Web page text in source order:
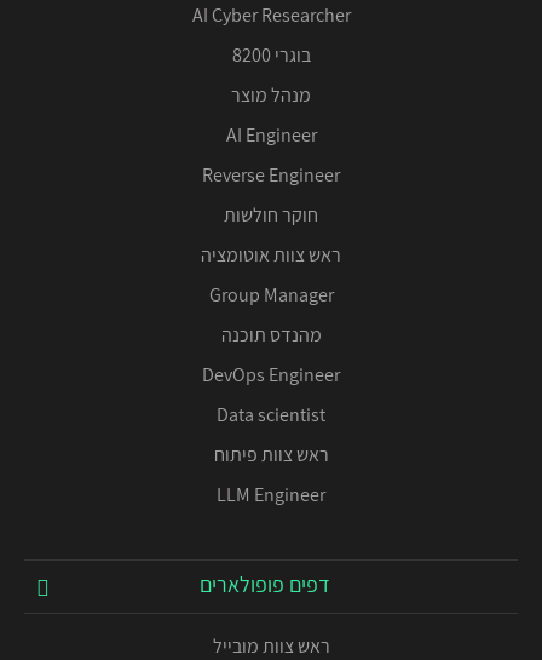
AI Cyber Researcher
בוגרי 8200
מנהל מוצר
AI Engineer
Reverse Engineer
חוקר חולשות
ראש צוות אוטומציה
Group Manager
מהנדס תוכנה
DevOps Engineer
Data scientist
ראש צוות פיתוח
LLM Engineer
דפים פופולארים
ראש צוות מובייל